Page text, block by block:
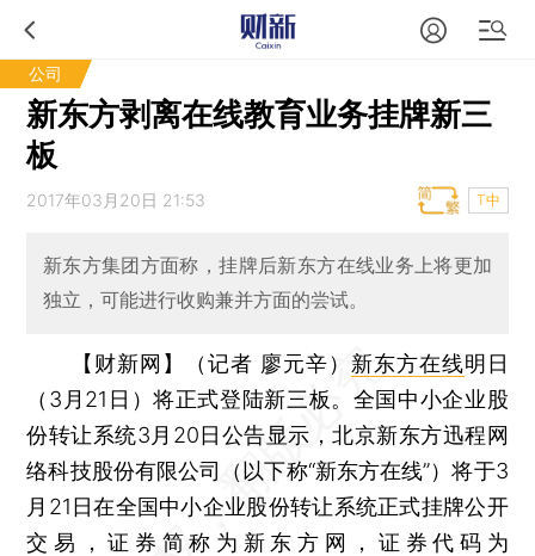
公司
新东方剥离在线教育业务挂牌新三
板
2017年03月20日 21:53 T中
新东方集团方面称，挂牌后新东方在线业务上将更加
独立，可能进行收购兼并方面的尝试。
【财新网】（记者 廖元辛） 新东方在线明日
（3月21日）将正式登陆新三板。全国中小企业股
份转让系统3月20日公告显示，北京新东方迅程网
络科技股份有限公司（以下称“新东方在线”）将于3
月21日在全国中小企业股份转让系统正式挂牌公开
交易，证券简称为新东方网，证券代码为